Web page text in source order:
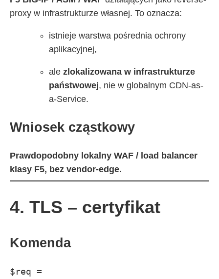
proxy w infrastrukturze własnej. To oznacza:
istnieje warstwa pośrednia ochrony
aplikacyjnej,
ale zlokalizowana w infrastrukturze
państwowej, nie w globalnym CDN-as-
a-Service.
Wniosek cząstkowy
Prawdopodobny lokalny WAF / load balancer
klasy F5, bez vendor-edge.
4. TLS – certyfikat
Komenda
$req =